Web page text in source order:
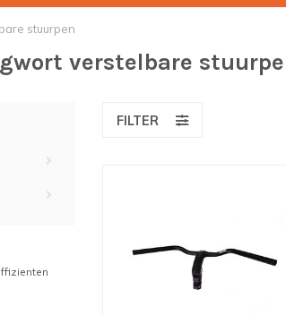
stuurpen
verstelbare
FILTER